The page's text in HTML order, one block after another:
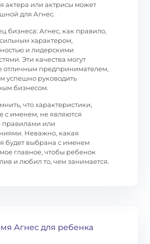
актера или актрисы может
для Агнес.
бизнеса: Агнес, как правило,
характером,
и лидерскими
Эти качества могут
отличным предпринимателем,
успешно руководить
бизнесом.
что характеристики,
с именем, не являются
правилами или
Неважно, какая
будет выбрана с именем
главное, чтобы ребенок
и любил то, чем занимается.
Агнес для ребенка